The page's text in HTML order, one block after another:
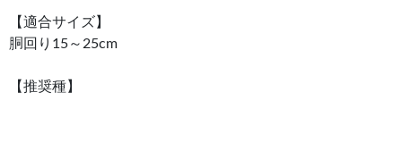
【適合サイズ】
胴回り15～25cm
【推奨種】